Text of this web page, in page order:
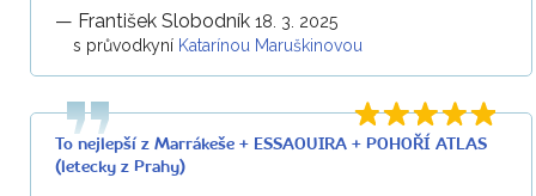
— František Slobodník 18. 3. 2025
s průvodkyní Katarínou Maruškinovou
To nejlepší z Marrákeše + ESSAOUIRA + POHOŘÍ ATLAS
(letecky z Prahy)